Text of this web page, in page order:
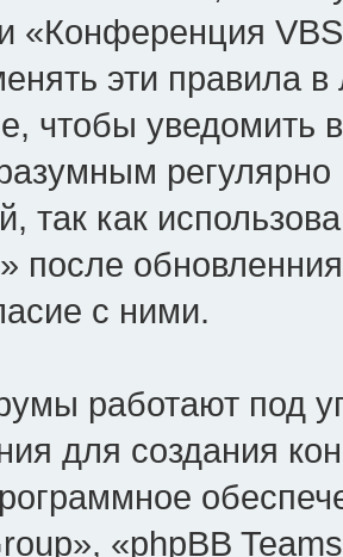
«Конференция
эти правила
чтобы уведомить
регулярно
так как
после
с ними.
работают под
для создания
«phpBB